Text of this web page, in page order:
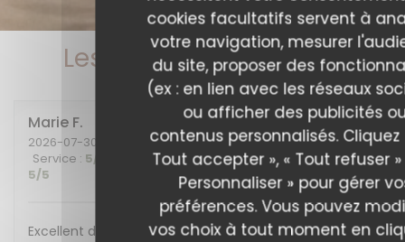
cookies facultatifs servent à
votre navigation, mesurer
du site, proposer des
(ex : en lien avec les réseaux
ou afficher des publicités
contenus personnalisés. Cliquez
Tout accepter », « Tout refuser »
Personnaliser » pour gérer
préférences. Vous pouvez
vos choix à tout moment en
Les avis de nos clients
Marie F
2026-07-30
- 20:00 - Couverts 2
Service : 5/5 Ambiance: 5 /5 Cuisine: 5 /5 Qualité / Prix:
5/5
Excellent diner et excellente soirée, nous